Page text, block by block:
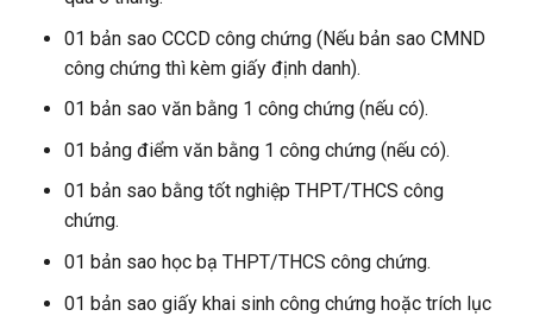
01 bản sao CCCD công chứng (Nếu bản sao CMND
công chứng thì kèm giấy định danh).
01 bản sao văn bằng 1 công chứng (nếu có).
01 bảng điểm văn bằng 1 công chứng (nếu có).
01 bản sao bằng tốt nghiệp THPT/THCS công
chứng.
01 bản sao học bạ THPT/THCS công chứng.
01 bản sao giấy khai sinh công chứng hoặc trích lục